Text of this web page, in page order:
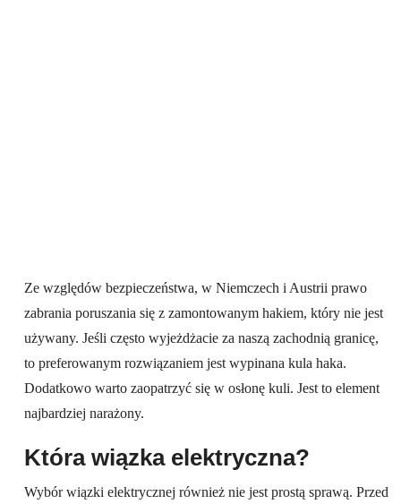
Ze względów bezpieczeństwa, w Niemczech i Austrii prawo
zabrania poruszania się z zamontowanym hakiem, który nie jest
używany. Jeśli często wyjeżdżacie za naszą zachodnią granicę,
to preferowanym rozwiązaniem jest wypinana kula haka.
Dodatkowo warto zaopatrzyć się w osłonę kuli. Jest to element
najbardziej narażony.
Która wiązka elektryczna?
Wybór wiązki elektrycznej również nie jest prostą sprawą. Przed